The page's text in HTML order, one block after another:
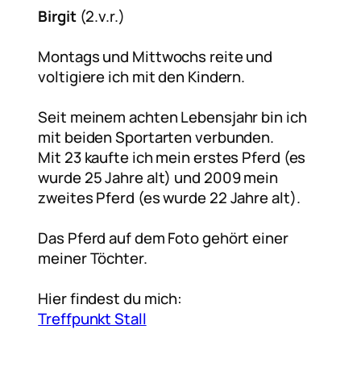
Birgit(2.v.r.)
Montags und Mittwochs reite und
voltigiere ich mit den Kindern.
Seit meinem achten Lebensjahr bin ich
mit beiden Sportarten verbunden.
Mit 23 kaufte ich mein erstes Pferd (es
wurde 25 Jahre alt) und 2009 mein
zweites Pferd (es wurde 22 Jahre alt).
Das Pferd auf dem Foto gehört einer
meiner Töchter.
Hier findest du mich:
Treffpunkt Stall